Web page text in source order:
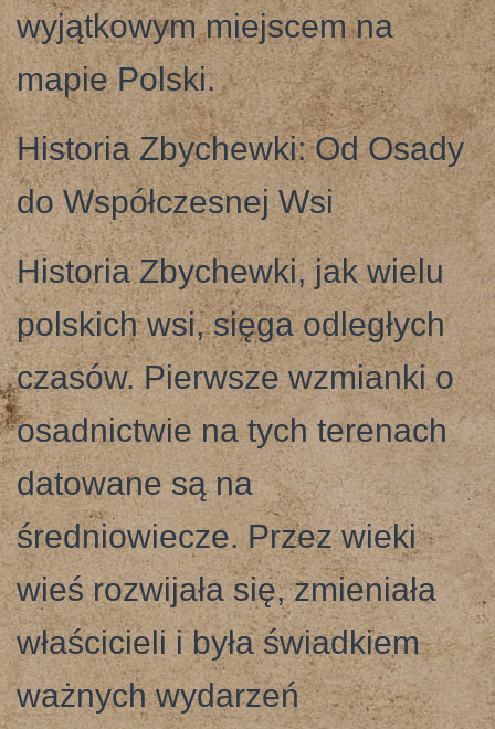
wyjątkowym miejscem na
mapie Polski.
Historia Zbychewki: Od Osady
do Współczesnej Wsi
Historia Zbychewki, jak wielu
polskich wsi, sięga odległych
czasów. Pierwsze wzmianki o
osadnictwie na tych terenach
datowane są na
średniowiecze. Przez wieki
wieś rozwijała się, zmieniała
właścicieli i była świadkiem
ważnych wydarzeń